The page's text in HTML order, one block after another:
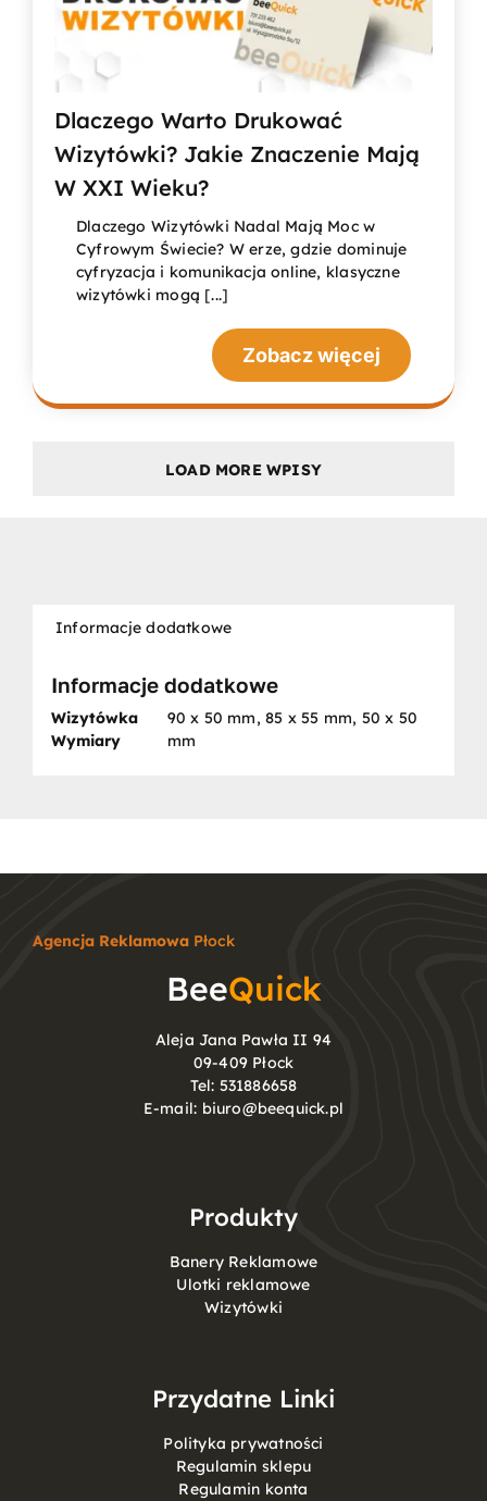
Dlaczego Warto Drukować
Wizytówki? Jakie Znaczenie Mają
W XXI Wieku?
Dlaczego Wizytówki Nadal Mają Moc w
Cyfrowym Świecie? W erze, gdzie dominuje
cyfryzacja i komunikacja online, klasyczne
wizytówki mogą [...]
Zobacz więcej
LOAD MORE WPISY
Informacje dodatkowe
Informacje dodatkowe
Wizytówka
Wymiary
90 x 50 mm, 85 x 55 mm, 50 x 50
mm
Agencja ReklamowaPłock
BeeQuick
Aleja Jana Pawła II 94
09-409 Płock
Tel: 531886658
E-mail: biuro@beequick.pl
Produkty
Banery Reklamowe
Ulotki reklamowe
Wizytówki
Przydatne Linki
Polityka prywatności
Regulamin sklepu
Regulamin konta